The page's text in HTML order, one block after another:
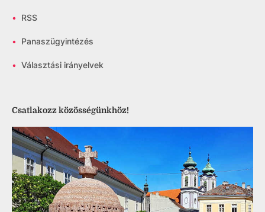
• RSS
• Panaszügyintézés
• Választási irányelvek
Csatlakozz közösségünkhöz!